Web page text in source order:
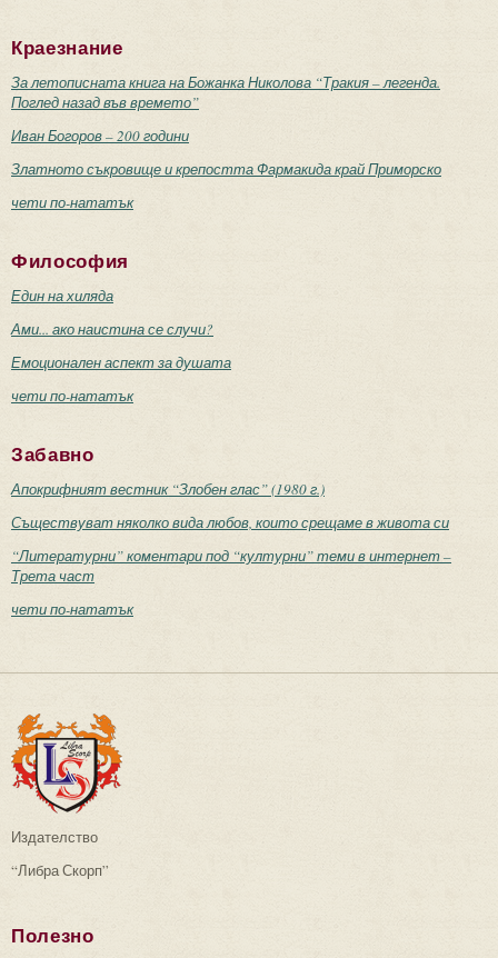
Краезнание
За летописната книга на Божанка Николова “Тракия – легенда.
Поглед назад във времето”
Иван Богоров – 200 години
Златното съкровище и крепостта Фармакида край Приморско
чети по-нататък
Философия
Един на хиляда
Ами... ако наистина се случи?
Емоционален аспект за душата
чети по-нататък
Забавно
Апокрифният вестник “Злобен глас” (1980 г.)
Съществуват няколко вида любов, които срещаме в живота си
“Литературни” коментари под “културни” теми в интернет –
Трета част
чети по-нататък
Издателство
“Либра Скорп”
Полезно